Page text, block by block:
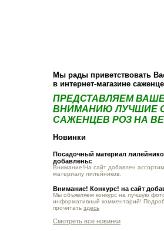
Мы рады приветствовать
в интернет-магазине
ПРЕДСТАВЛЯЕМ
ВНИМАНИЮ ЛУЧШИЕ
САЖЕНЦЕВ РОЗ НА
Новинки
Посадочный материал
добавлены:
Внимание!На сайт добавлен
материалу лилейников.
Внимание! Конкурс! на сайт
Мы объявляем конкурс на лучшую
информативный комментарий!
прочитать здесь
Смотреть все новинки